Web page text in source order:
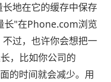
地在它的缓存中保存
长"在Phone.com浏览
过，也许你会想把一
，比如你公司的
的时间就会减少。用